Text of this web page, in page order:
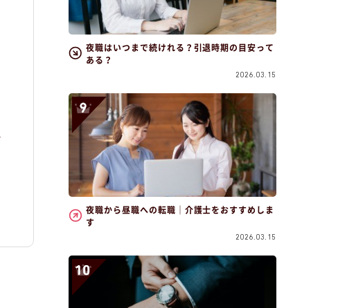
夜職はいつまで続けれる？引退時期の目安って
ある？
2026.03.15
夜職から昼職への転職｜介護士をおすすめしま
す
2026.03.15